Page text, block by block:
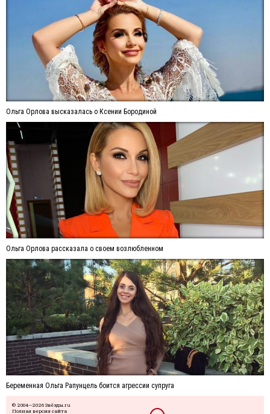
Ольга Орлова высказалась о Ксении Бородиной
Ольга Орлова рассказала о своем возлюбленном
Беременная Ольга Рапунцель боится агрессии супруга
© 2004—2026 Звёзды.ru
Полная версия сайта